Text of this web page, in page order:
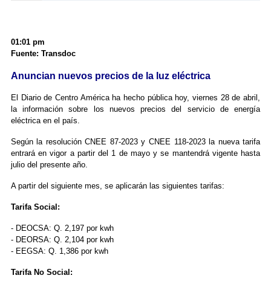
01:01 pm
Fuente: Transdoc
Anuncian nuevos precios de la luz eléctrica
El Diario de Centro América ha hecho pública hoy, viernes 28 de abril,
la información sobre los nuevos precios del servicio de energía
eléctrica en el país.
Según la resolución CNEE 87-2023 y CNEE 118-2023 la nueva tarifa
entrará en vigor a partir del 1 de mayo y se mantendrá vigente hasta
julio del presente año.
A partir del siguiente mes, se aplicarán las siguientes tarifas:
Tarifa Social:
- DEOCSA: Q. 2,197 por kwh
- DEORSA: Q. 2,104 por kwh
- EEGSA: Q. 1,386 por kwh
Tarifa No Social: